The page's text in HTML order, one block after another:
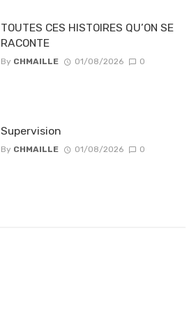
TOUTES CES HISTOIRES QU’ON SE
RACONTE
By CHMAILLE 01/08/2026 0
Supervision
By CHMAILLE 01/08/2026 0